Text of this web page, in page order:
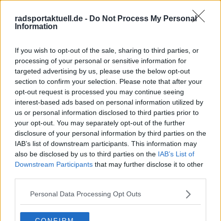
radsportaktuell.de - Do Not Process My Personal
Information
If you wish to opt-out of the sale, sharing to third parties, or
processing of your personal or sensitive information for
targeted advertising by us, please use the below opt-out
section to confirm your selection. Please note that after your
opt-out request is processed you may continue seeing
interest-based ads based on personal information utilized by
us or personal information disclosed to third parties prior to
your opt-out. You may separately opt-out of the further
disclosure of your personal information by third parties on the
IAB’s list of downstream participants. This information may
also be disclosed by us to third parties on the IAB’s List of
Downstream Participants that may further disclose it to other
Personal Data Processing Opt Outs